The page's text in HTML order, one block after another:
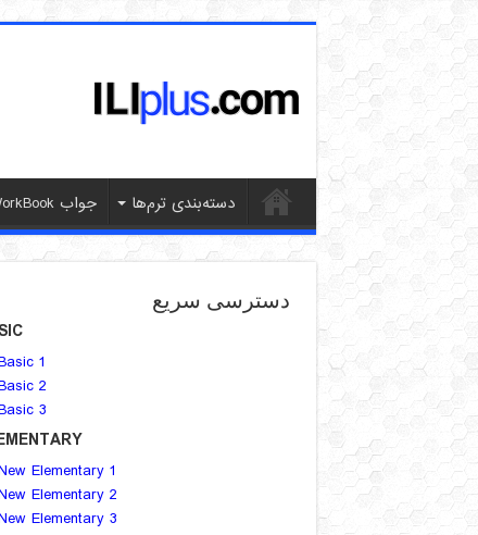
دسته‌بندی ترم‌ها جواب WorkBook
دسترسی سریع
1
2
3
Elementary 1
Elementary 2
Elementary 3